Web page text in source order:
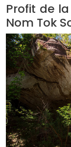
Profit de
Nom Tok